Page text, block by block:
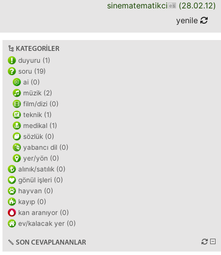
sinematematikci (28.02.12)
yenile
KATEGORILER
duyuru (1)
soru (19)
ai (0)
müzik (2)
film/dizi (0)
teknik (1)
medikal (1)
sözlük (0)
yabancı dil (0)
yer/yön (0)
alınık/satılık (0)
gönül işleri (0)
hayvan (0)
kayıp (0)
kan aranıyor (0)
ev/kalacak yer (0)
SON CEVAPLANANLAR